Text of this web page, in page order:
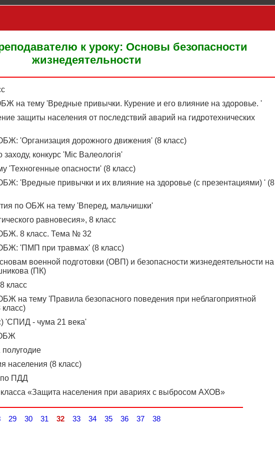
к уроку: Основы безопасности
жизнедеятельности
на тему 'Вредные привычки. Курение и его влияние на здоровье. '
защиты населения от последствий аварий на гидротехнических
'Организация дорожного движения' (8 класс)
конкурс 'Міс Валеологія'
'Техногенные опасности' (8 класс)
'Вредные привычки и их влияние на здоровье (с презентациями) ' (8
по ОБЖ на тему 'Вперед, мальчишки'
равновесия», 8 класс
8 класс. Тема № 32
'ПМП при травмах' (8 класс)
военной подготовки (ОВП) и безопасности жизнедеятельности на
(ПК)
класс
на тему 'Правила безопасного поведения при неблагоприятной
класс)
'СПИД - чума 21 века'
населения (8 класс)
по ПДД
«Защита населения при авариях с выбросом АХОВ»
29 30 31 32 33 34 35 36 37 38